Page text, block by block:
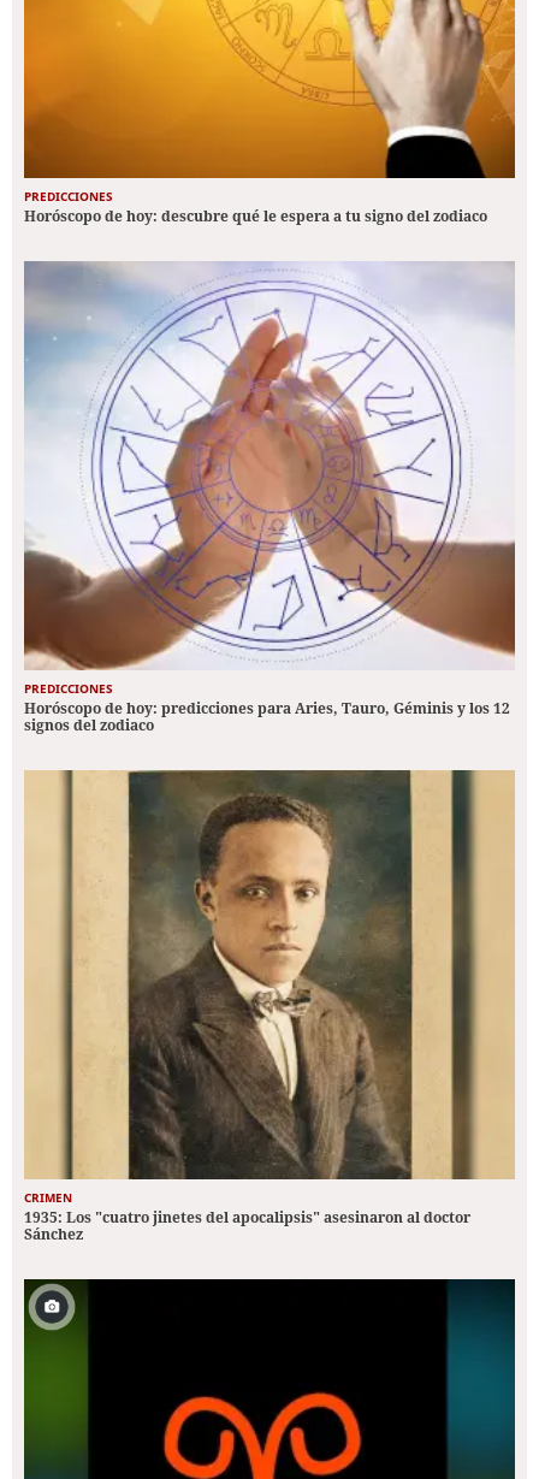
PREDICCIONES
Horóscopo de hoy: descubre qué le espera a tu signo del zodiaco
PREDICCIONES
Horóscopo de hoy: predicciones para Aries, Tauro, Géminis y los 12
signos del zodiaco
CRIMEN
1935: Los "cuatro jinetes del apocalipsis" asesinaron al doctor
Sánchez